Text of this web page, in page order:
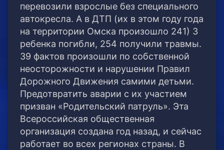
перевозили взрослые без специального
автокресла. А в ДТП (их в этом году года
на территории Омска произошло 241) 3
ребенка погибли, 254 получили травмы.
39 фактов произошли по собственной
неосторожности и нарушении Правил
Дорожного Движения самими детьми.
Предотвратить аварии с их участием
призван «Родительский патруль». Эта
Всероссийская общественная
организация создана год назад, и сейчас
работает во всех регионах страны. В